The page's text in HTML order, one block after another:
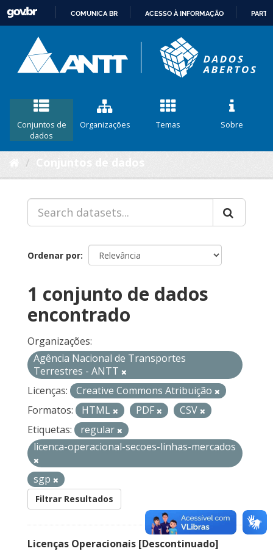
CONTEÚDO
COMUNICA BR ACESSO À INFORMAÇÃO
Conjuntos de
dados
Organizações Temas Sobre
Ordenar por
1 conjunto de dados
encontrado
Organizações:
Agência Nacional de Transportes
Terrestres - ANTT
Licenças:
Creative Commons Atribuição
Formatos:
HTML PDF
CSV
Etiquetas:
regular
licenca-operacional-secoes-linhas-mercados
sgp
Filtrar Resultados
Licenças Operacionais [Descontinuado]